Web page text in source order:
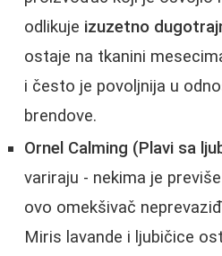
odlikuje izuzetno
ostaje na tkanini
i često je povoljnija u
brendove.
Ornel Calming (Plavi sa
variraju - nekima je
ovo omekšivač
Miris lavande i ljubičice